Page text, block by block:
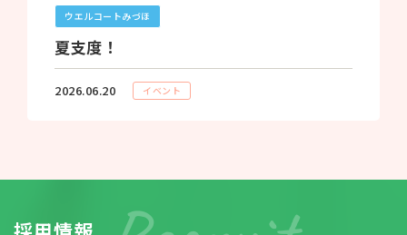
ウエルコートみづほ
夏支度！
2026.06.20 イベント